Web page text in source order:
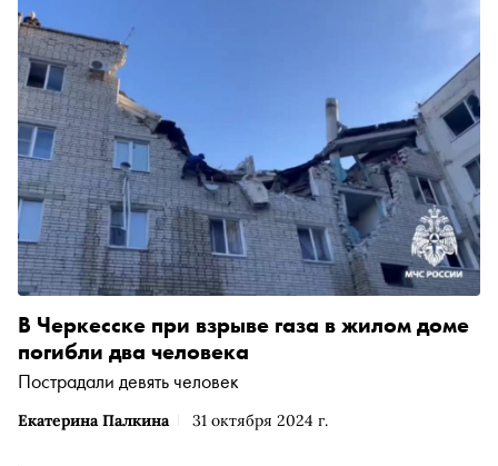
Екатерина Палкина 31 октября 2024 г.
В Черкесске при взрыве газа в жилом доме
погибли два человека
Пострадали девять человек